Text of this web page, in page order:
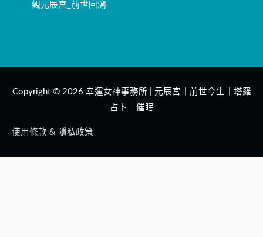
觀元辰宮_前世回溯
Copyright © 2026 幸運女神事務所 | 元辰宮｜前世今生｜塔羅
占卜｜催眠
使用條款 & 隱私政策